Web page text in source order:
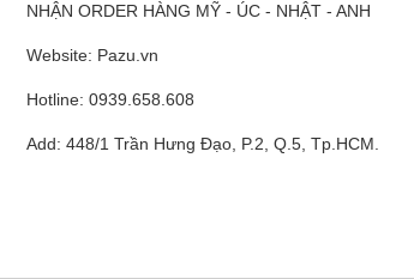
NHẬN ORDER HÀNG MỸ - ÚC - NHẬT - ANH
Website: Pazu.vn
Hotline: 0939.658.608
Add: 448/1 Trần Hưng Đạo, P.2, Q.5, Tp.HCM.